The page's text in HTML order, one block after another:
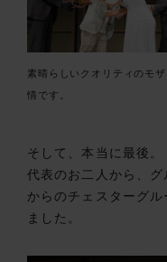
素晴らしいクオリティのモ
情です。
そして、本当に最後。
代表のお二人から、
からのチェスターグ
ました。